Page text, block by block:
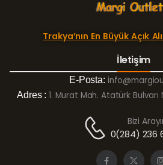
Trakya’nın En Büyük Açık
İletişim
E-Posta:
Adres : 1. Murat Mah. Atatürk
Bizi
0(284) 236